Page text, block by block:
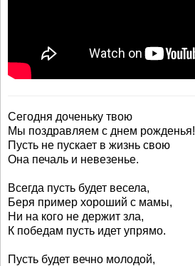
Сегодня доченьку твою
Мы поздравляем с днем рожденья!
Пусть не пускает в жизнь свою
Она печаль и невезенье.
Всегда пусть будет весела,
Беря пример хороший с мамы,
Ни на кого не держит зла,
К победам пусть идет упрямо.
Пусть будет вечно молодой,